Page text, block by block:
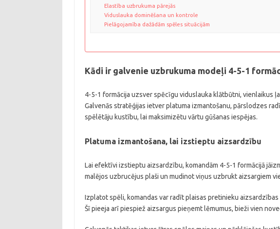
Elastība uzbrukuma pārejās
Viduslauka dominēšana un kontrole
Pielāgojamība dažādām spēles situācijām
Kādi ir galvenie uzbrukuma modeļi 4-5-1
4-5-1 formācija uzsver spēcīgu viduslauka klātbūtni, vienlaikus
Galvenās stratēģijas ietver platuma izmantošanu, pārslodzes
spēlētāju kustību, lai maksimizētu vārtu gūšanas iespējas.
Platuma izmantošana, lai izstieptu aizsardzību
Lai efektīvi izstieptu aizsardzību, komandām 4-5-1 formācijā
malējos uzbrucējus plaši un mudinot viņus uzbrukt aizsargiem
Izplatot spēli, komandas var radīt plaisas pretinieku
Šī pieeja arī piespiež aizsargus pieņemt lēmumus, bieži vien